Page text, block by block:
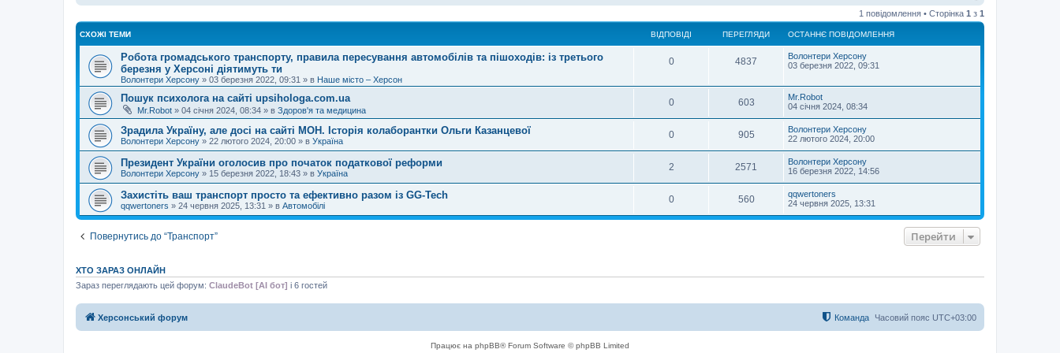
г
о
1 повідомлення • Сторінка 1 з 1
СХОЖІ ТЕМИ ВІДПОВІДІ ПЕРЕГЛЯДИ ОСТАННЄ ПОВІДОМЛЕННЯ
Робота громадського транспорту, правила пересування автомобілів та пішоходів: із третього
березня у Херсоні діятимуть ти
Волонтери Херсону » 03 березня 2022, 09:31 » в Наше місто – Херсон
0 4837
Волонтери Херсону
03 березня 2022, 09:31
Пошук психолога на сайті upsihologa.com.ua
Mr.Robot » 04 січня 2024, 08:34 » в Здоров'я та медицина
0 603
Mr.Robot
04 січня 2024, 08:34
Зрадила Україну, але досі на сайті МОН. Історія колаборантки Ольги Казанцевої
Волонтери Херсону » 22 лютого 2024, 20:00 » в Україна
0 905
Волонтери Херсону
22 лютого 2024, 20:00
Президент України оголосив про початок податкової реформи
Волонтери Херсону » 15 березня 2022, 18:43 » в Україна
2 2571
Волонтери Херсону
16 березня 2022, 14:56
Захистіть ваш транспорт просто та ефективно разом із GG‑Tech
qqwertoners » 24 червня 2025, 13:31 » в Автомобілі
0 560
qqwertoners
24 червня 2025, 13:31
Повернутись до “Транспорт” Перейти
ХТО ЗАРАЗ ОНЛАЙН
Зараз переглядають цей форум: ClaudeBot [AI бот] і 6 гостей
Херсонський форум Часовий пояс UTC+03:00
Команда
Працює на phpBB® Forum Software © phpBB Limited